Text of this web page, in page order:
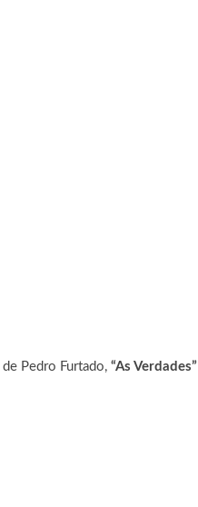
Pedro Furtado, “As Verdades”